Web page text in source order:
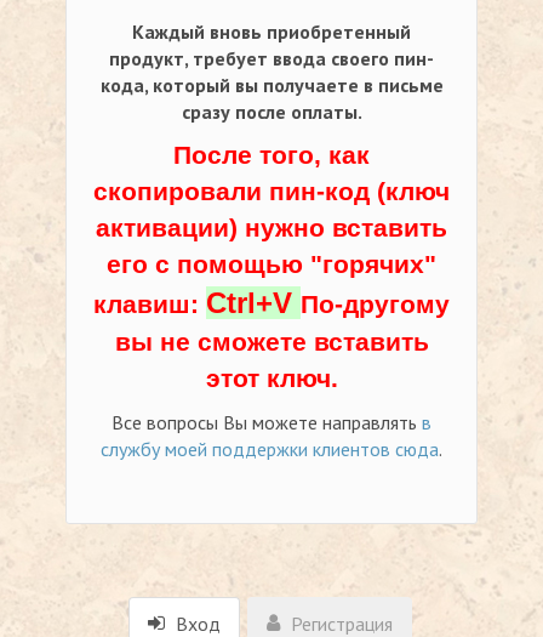
Каждый вновь приобретенный
продукт, требует ввода своего пин-
кода, который вы получаете в письме
сразу после оплаты.
После того, как
скопировали пин-код (ключ
активации) нужно вставить
его с помощью "горячих"
клавиш: Ctrl+V По-другому
вы не сможете вставить
этот ключ.
Все вопросы Вы можете направлять в
службу моей поддержки клиентов сюда.
Вход Регистрация